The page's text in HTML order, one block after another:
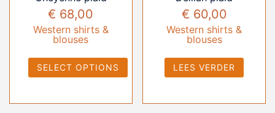
€ 68,00
Western shirts &
blouses
SELECT OPTIONS
€ 60,00
Western shirts &
blouses
LEES VERDER